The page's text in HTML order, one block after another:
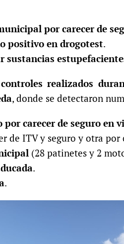
por carecer de
positivo en drogotest.
sustancias
realizados
, donde se detectaron
carecer de seguro en
de ITV y seguro y otra
(28 patinetes y 2
.
.